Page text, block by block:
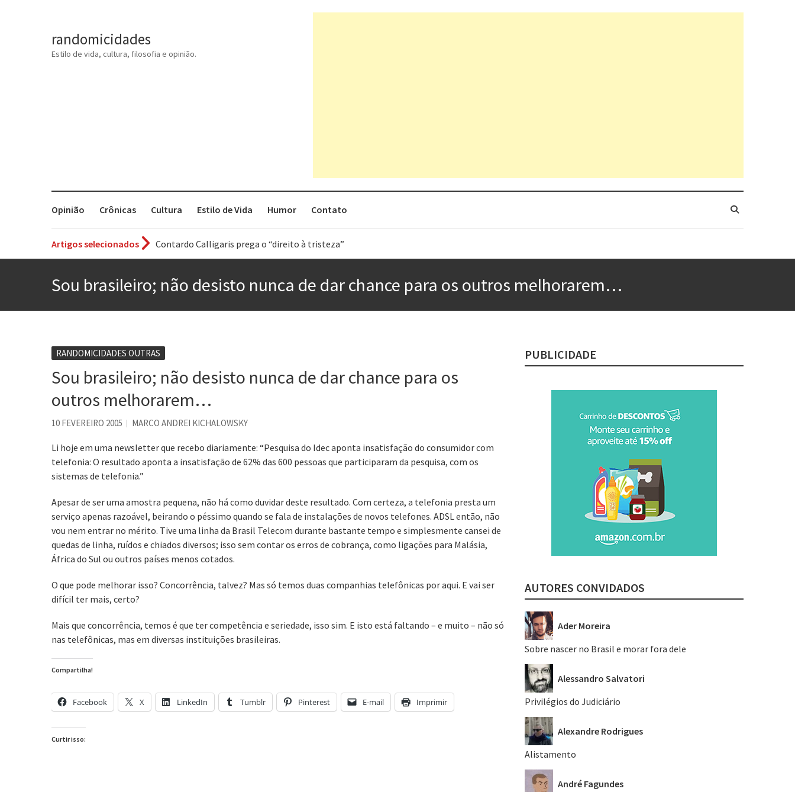
randomicidades
Estilo de vida, cultura, filosofia e opinião.
Opinião Crônicas Cultura Estilo de Vida Humor Contato
Artigos selecionados
Contardo Calligaris prega o “direito à tristeza”
Os causos de Jorge Luis Borges
Voto obrigatório é correto?
Tem que filmar isso daí
A construção da urbanidade
Sou brasileiro; não desisto nunca de dar chance para os outros melhorarem…
RANDOMICIDADES OUTRAS
Sou brasileiro; não desisto nunca de dar chance para os
outros melhorarem…
10 FEVEREIRO 2005 MARCO ANDREI KICHALOWSKY
Li hoje em uma newsletter que recebo diariamente: “Pesquisa do Idec aponta insatisfação do consumidor com
telefonia: O resultado aponta a insatisfação de 62% das 600 pessoas que participaram da pesquisa, com os
sistemas de telefonia.”
Apesar de ser uma amostra pequena, não há como duvidar deste resultado. Com certeza, a telefonia presta um
serviço apenas razoável, beirando o péssimo quando se fala de instalações de novos telefones. ADSL então, não
vou nem entrar no mérito. Tive uma linha da Brasil Telecom durante bastante tempo e simplesmente cansei de
quedas de linha, ruídos e chiados diversos; isso sem contar os erros de cobrança, como ligações para Malásia,
África do Sul ou outros países menos cotados.
O que pode melhorar isso? Concorrência, talvez? Mas só temos duas companhias telefônicas por aqui. E vai ser
difícil ter mais, certo?
Mais que concorrência, temos é que ter competência e seriedade, isso sim. E isto está faltando – e muito – não só
nas telefônicas, mas em diversas instituições brasileiras.
Compartilha!
Facebook X LinkedIn Tumblr Pinterest E-mail Imprimir
Curtir isso:
PUBLICIDADE
AUTORES CONVIDADOS
Ader Moreira
Sobre nascer no Brasil e morar fora dele
Alessandro Salvatori
Privilégios do Judiciário
Alexandre Rodrigues
Alistamento
André Fagundes